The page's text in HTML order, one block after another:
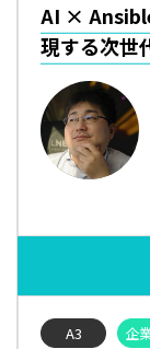
AI ×
現する次世
A3 企